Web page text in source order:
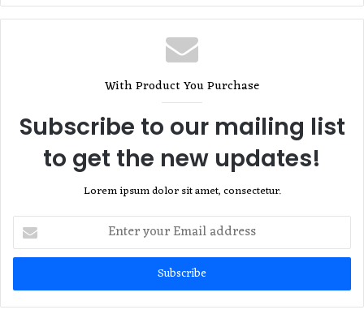
With Product You Purchase
Subscribe to our mailing list
to get the new updates!
Lorem ipsum dolor sit amet, consectetur.
Enter
your
Email